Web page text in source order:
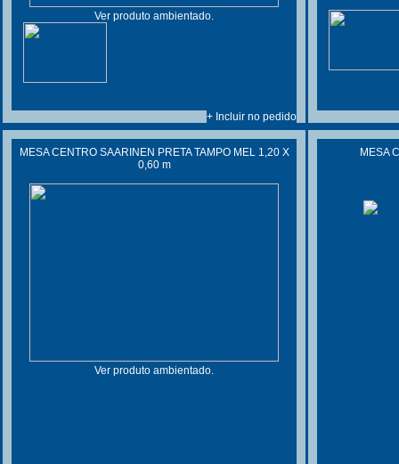
Ver produto ambientado.
+ Incluir no pedido
MESA CENTRO SAARINEN PRETA TAMPO MEL 1,20 X
0,60 m
Ver produto ambientado.
MESA